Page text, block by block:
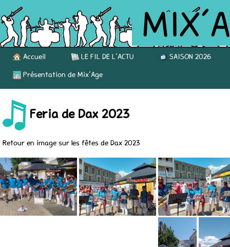
Accueil LE FIL DE L’ACTU SAISON 2026
Présentation de Mix’Age
Feria de Dax 2023
Retour en image sur les fêtes de Dax 2023